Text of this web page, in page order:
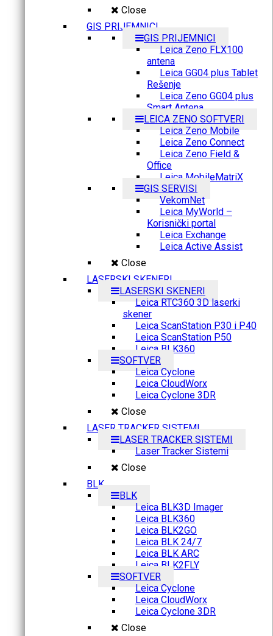
Close
GIS PRIJEMNICI
GIS PRIJEMNICI
Leica Zeno FLX100
antena
Leica GG04 plus Tablet
Rešenje
Leica Zeno GG04 plus
Smart Antena
LEICA ZENO SOFTVERI
Leica Zeno Mobile
Leica Zeno Connect
Leica Zeno Field &
Office
Leica MobileMatriX
GIS SERVISI
VekomNet
Leica MyWorld –
Korisnički portal
Leica Exchange
Leica Active Assist
Close
LASERSKI SKENERI
LASERSKI SKENERI
Leica RTC360 3D laserki
skener
Leica ScanStation P30 i P40
Leica ScanStation P50
Leica BLK360
SOFTVER
Leica Cyclone
Leica CloudWorx
Leica Cyclone 3DR
Close
LASER TRACKER SISTEMI
LASER TRACKER SISTEMI
Laser Tracker Sistemi
Close
BLK
BLK
Leica BLK3D Imager
Leica BLK360
Leica BLK2GO
Leica BLK 24/7
Leica BLK ARC
Leica BLK2FLY
SOFTVER
Leica Cyclone
Leica CloudWorx
Leica Cyclone 3DR
Close